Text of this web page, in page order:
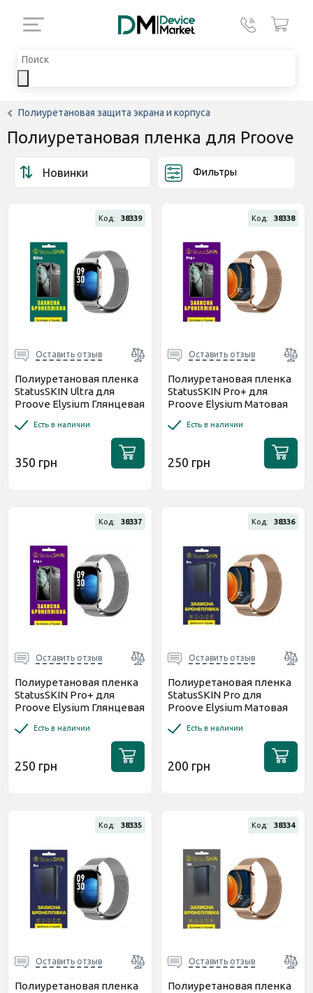
Полиуретановая защита экрана и корпуса
Полиуретановая пленка для Proove
Фильтры
Код: 38339
Оставить отзыв
Полиуретановая пленка
StatusSKIN Ultra для
Proove Elysium Глянцевая
Есть в наличии
350 грн
Код: 38338
Оставить отзыв
Полиуретановая пленка
StatusSKIN Pro+ для
Proove Elysium Матовая
Есть в наличии
250 грн
Код: 38337
Оставить отзыв
Полиуретановая пленка
StatusSKIN Pro+ для
Proove Elysium Глянцевая
Есть в наличии
250 грн
Код: 38336
Оставить отзыв
Полиуретановая пленка
StatusSKIN Pro для
Proove Elysium Матовая
Есть в наличии
200 грн
Код: 38335
Оставить отзыв
Полиуретановая пленка
Код: 38334
Оставить отзыв
Полиуретановая пленка